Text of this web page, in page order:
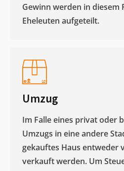
Gewinn werden in diesem
Eheleuten aufgeteilt.​
Umzug
Im Falle eines privat oder
Umzugs in eine andere
gekauftes Haus entweder
verkauft werden. Um